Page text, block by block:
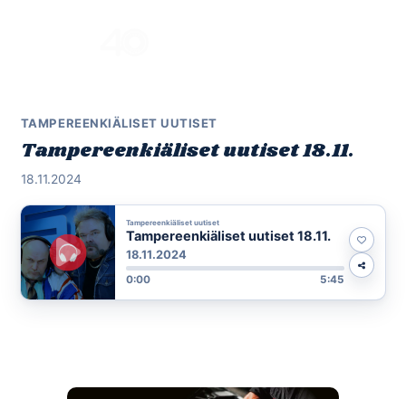
TAMPEREENKIÄLISET UUTISET
Tampereenkiäliset uutiset 18.11.
18.11.2024
Tampereenkiäliset uutiset
Tampereenkiäliset uutiset 18.11.
18.11.2024
0:00 5:45